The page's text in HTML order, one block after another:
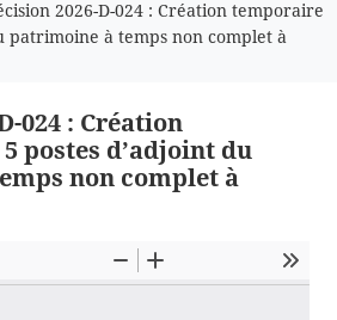
2026-D-024 : Création temporaire
patrimoine à temps non complet à
024 : Création
postes d’adjoint du
non complet à